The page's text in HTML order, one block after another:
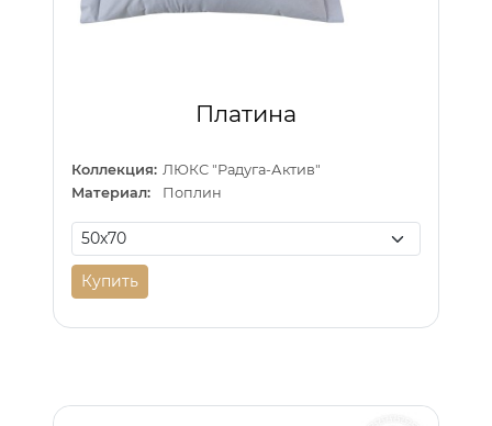
Платина
Коллекция: ЛЮКС "Радуга-Актив"
Материал:
Поплин
Купить